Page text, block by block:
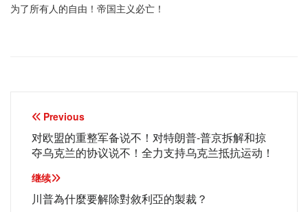
为了所有人的自由！帝国主义必亡！
文
章
导
航
Previous
对欧盟的重整军备说不！对特朗普-普京拆解和掠
夺乌克兰的协议说不！全力支持乌克兰抵抗运动！
继续
川普為什麼要解除對敘利亞的製裁？